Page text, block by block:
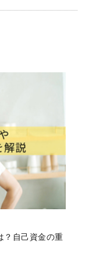
？自己資金の重